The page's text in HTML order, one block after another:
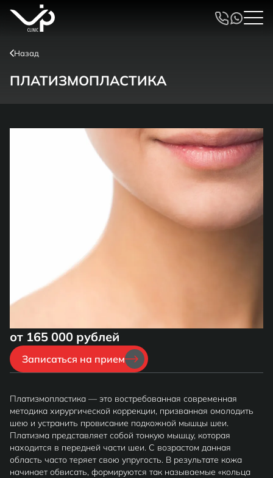
Назад
ПЛАТИЗМОПЛАСТИКА
от 165 000 рублей
Записаться на прием
Платизмопластика — это востребованная современная
методика хирургической коррекции, призванная омолодить
шею и устранить провисание подкожной мышцы шеи.
Платизма представляет собой тонкую мышцу, которая
находится в передней части шеи. С возрастом данная
область часто теряет свою упругость. В результате кожа
начинает обвисать, формируются так называемые «кольца